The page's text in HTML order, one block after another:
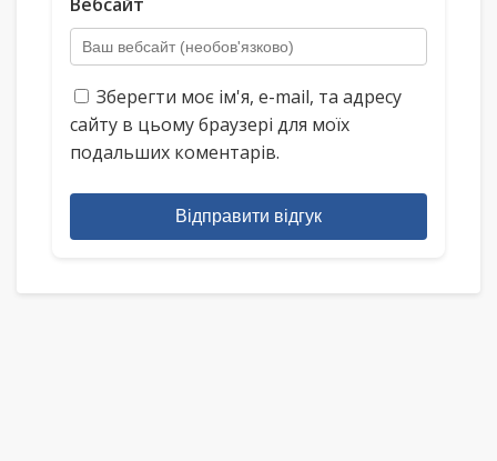
Зберегти моє ім'я, e-mail, та адресу
сайту в цьому браузері для моїх
подальших коментарів.
Відправити відгук